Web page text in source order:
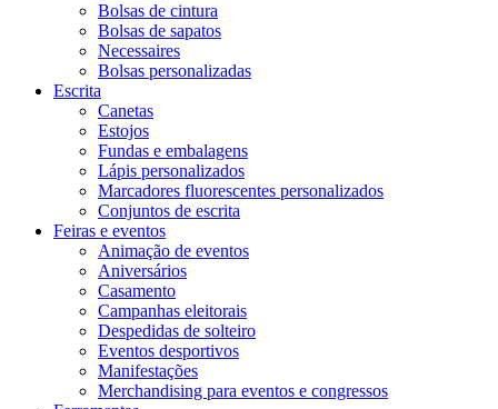
Bolsas de cintura
Bolsas de sapatos
Necessaires
Bolsas personalizadas
Escrita
Canetas
Estojos
Fundas e embalagens
Lápis personalizados
Marcadores fluorescentes personalizados
Conjuntos de escrita
Feiras e eventos
Animação de eventos
Aniversários
Casamento
Campanhas eleitorais
Despedidas de solteiro
Eventos desportivos
Manifestações
Merchandising para eventos e congressos